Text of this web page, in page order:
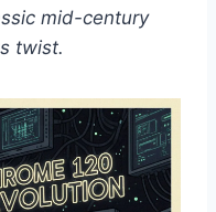
mid-century
twist.